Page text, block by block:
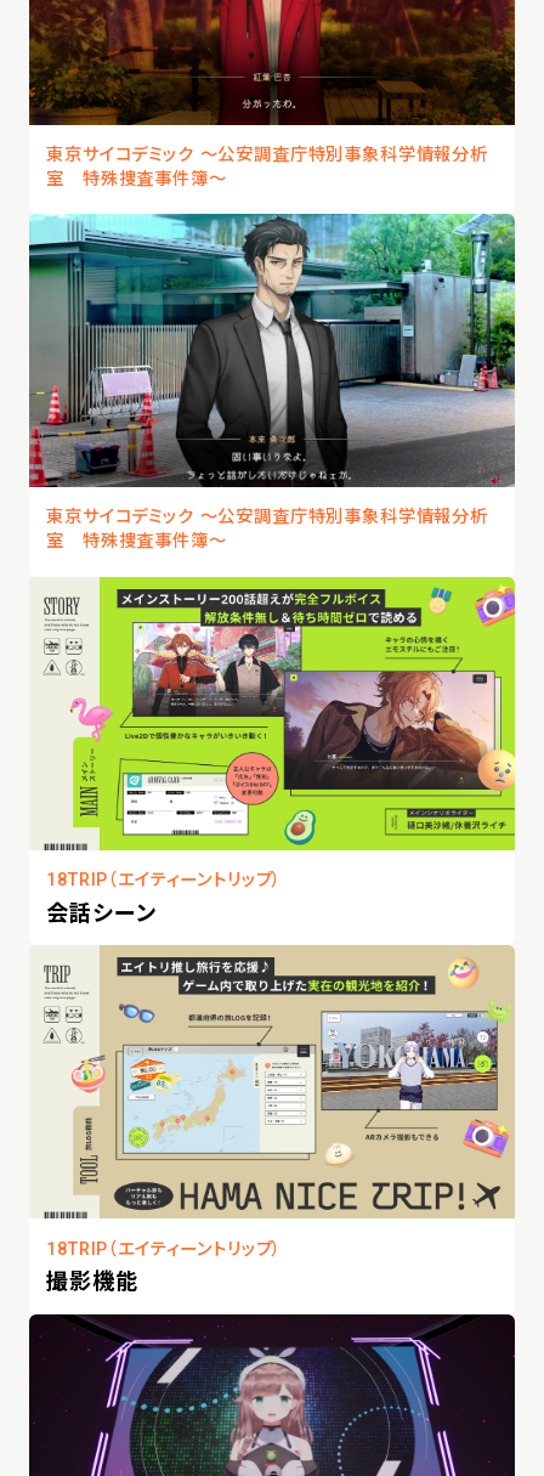
東京サイコデミック 〜公安調査庁特別事象科学情報分析
室 特殊捜査事件簿〜
東京サイコデミック 〜公安調査庁特別事象科学情報分析
室 特殊捜査事件簿〜
18TRIP（エイティーントリップ）
会話シーン
18TRIP（エイティーントリップ）
撮影機能